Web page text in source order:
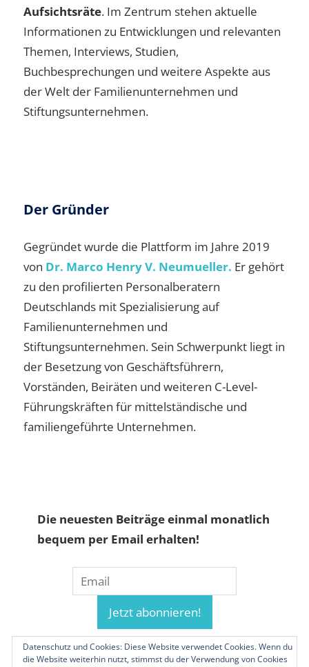
Aufsichtsräte. Im Zentrum stehen aktuelle
Informationen zu Entwicklungen und relevanten
Themen, Interviews, Studien,
Buchbesprechungen und weitere Aspekte aus
der Welt der Familienunternehmen und
Stiftungsunternehmen.
Der Gründer
Gegründet wurde die Plattform im Jahre 2019
von Dr. Marco Henry V. Neumueller. Er gehört
zu den profilierten Personalberatern
Deutschlands mit Spezialisierung auf
Familienunternehmen und
Stiftungsunternehmen. Sein Schwerpunkt liegt in
der Besetzung von Geschäftsführern,
Vorständen, Beiräten und weiteren C-Level-
Führungskräften für mittelständische und
familiengeführte Unternehmen.
Die neuesten Beiträge einmal monatlich
bequem per Email erhalten!
Datenschutz und Cookies: Diese Website verwendet Cookies. Wenn du
die Website weiterhin nutzt, stimmst du der Verwendung von Cookies